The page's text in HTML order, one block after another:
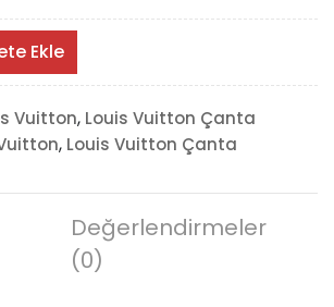
Ekle
Vuitton, Louis Vuitton Çanta
, Louis Vuitton Çanta
Değerlendirmeler
(0)